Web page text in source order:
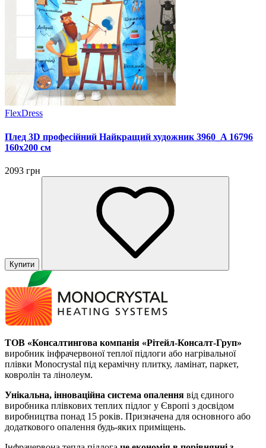
FlexDress
Плед 3D професійний Найкращий художник 3960_A 16796
160х200 см
2093 грн
Купити
ТОВ «Консалтингова компанія «Рітейл-Консалт-Груп»
виробник інфрачервоної теплої підлоги або нагрівальної
плівки Monocrystal під керамічну плитку, ламінат, паркет,
ковролін та лінолеум.
Унікальна, інноваційна система опалення від єдиного
виробника плівкових теплих підлог у Європі з досвідом
виробництва понад 15 років. Призначена для основного або
додаткового опалення будь-яких приміщень.